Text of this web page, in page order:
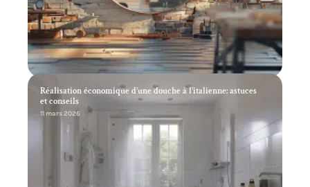
Réalisation économique d’une douche à l’italienne: astuces
et conseils
11 mars 2026